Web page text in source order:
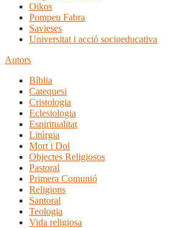
Oikos
Pompeu Fabra
Savieses
Universitat i acció socioeducativa
Autors
Bíblia
Catequesi
Cristologia
Eclesiologia
Espiritualitat
Litúrgia
Mort i Dol
Objectes Religiosos
Pastoral
Primera Comunió
Religions
Santoral
Teologia
Vida religiosa